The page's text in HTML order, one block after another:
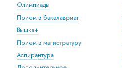
Олимпиады
Прием в бакалавриат
Вышка+
Прием в магистратуру
Аспирантура